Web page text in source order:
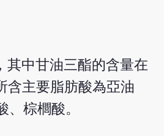
其中甘油三酯的含量在
含主要脂肪酸為亞油
、棕櫚酸。